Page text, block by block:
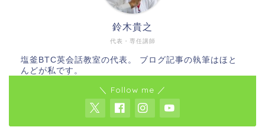
代表・専任講師
鈴木貴之
塩釜BTC英会話教室の代表。 ブログ記事の執筆はほと
んどが私です。
＼ Follow me ／